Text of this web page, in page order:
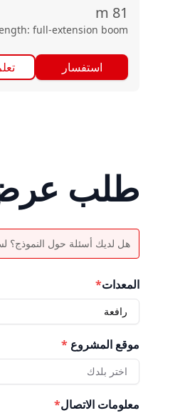
81
m
full-extension boom
استفسار
طلب
هل لديك أسئلة حول النموذج؟
المعدات*
رافعة
موقع المشروع *
اختر بلدك
معلومات الاتصال*